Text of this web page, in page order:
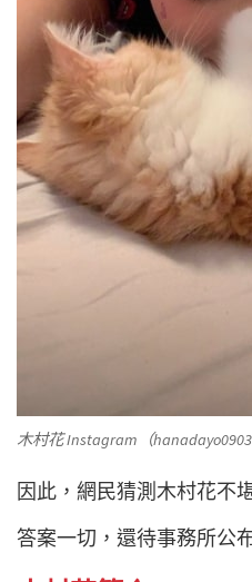
木村花 Instagram（
因此，網民猜測木村花不
答案一切，還待事務所公